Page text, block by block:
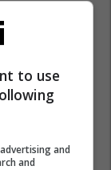
to use
and
and